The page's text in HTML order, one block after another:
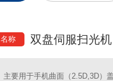
名称 双盘伺服扫光机
主要用于手机曲面（2.5D,3D）